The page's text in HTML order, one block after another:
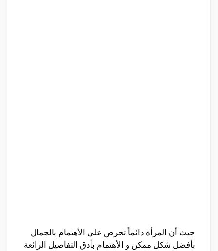
حيث أن المرأة دائماً تحرص على الأهتمام بالجمال
بأفضل شكل ممكن و الأهتمام بأدق التفاصيل الرائعة